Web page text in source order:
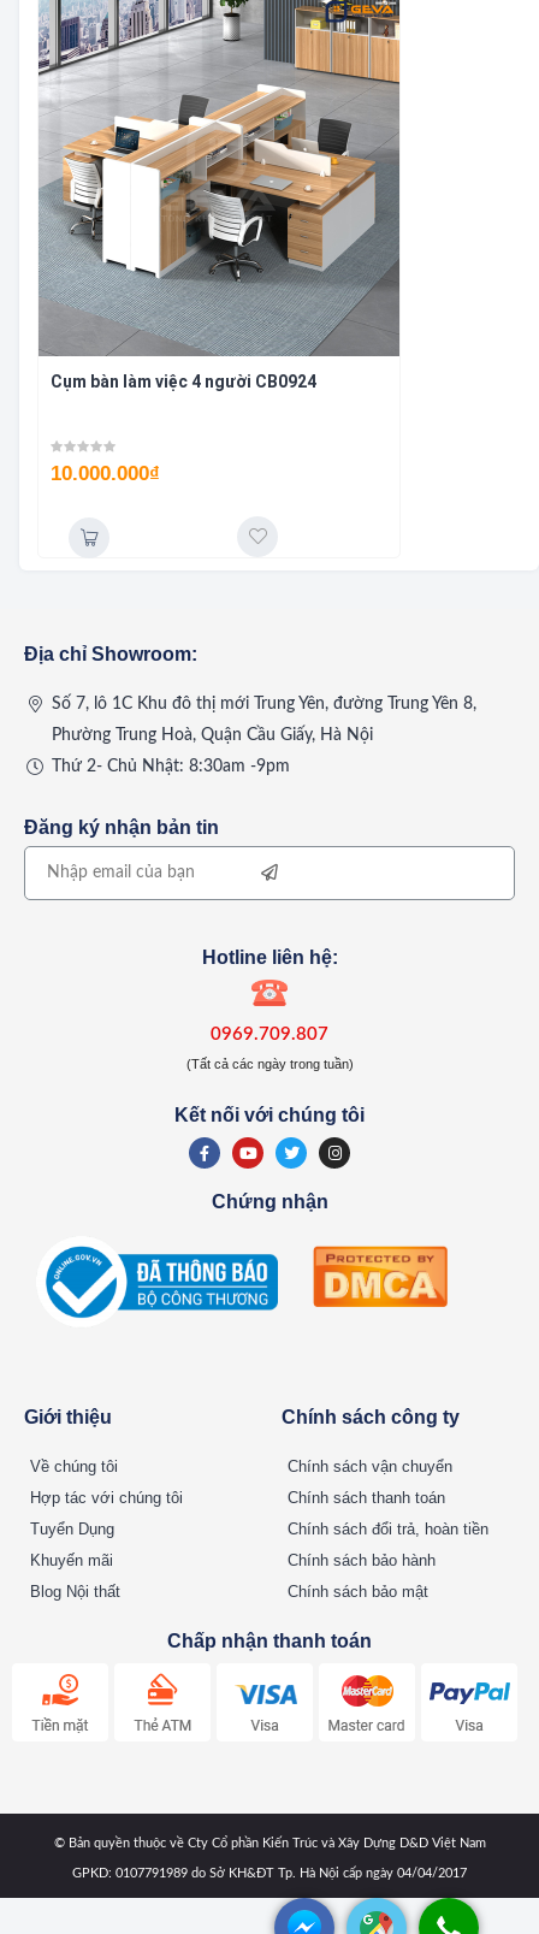
Cụm bàn làm việc 4 người CB0924
10.000.000₫
Giới thiệu
Về chúng tôi
Hợp tác với chúng tôi
Tuyển Dụng
Khuyến mãi
Blog Nội thất
Chính sách công ty
Chính sách vận chuyển
Chính sách thanh toán
Chính sách đổi trả, hoàn tiền
Chính sách bảo hành
Chính sách bảo mật
Chấp nhận thanh toán
Hotline liên hệ:
0969.709.807
(Tất cả các ngày trong tuần)
Kết nối với chúng tôi
Chứng nhận
Địa chỉ Showroom:
Số 7, lô 1C Khu đô thị mới Trung Yên, đường Trung Yên 8,
Phường Trung Hoà, Quận Cầu Giấy, Hà Nội
Thứ 2- Chủ Nhật: 8:30am -9pm
Đăng ký nhận bản tin
© Bản quyền thuộc về Cty Cổ phần Kiến Trúc và Xây Dựng D&D Việt Nam
GPKD: 0107791989 do Sở KH&ĐT Tp. Hà Nội cấp ngày 04/04/2017